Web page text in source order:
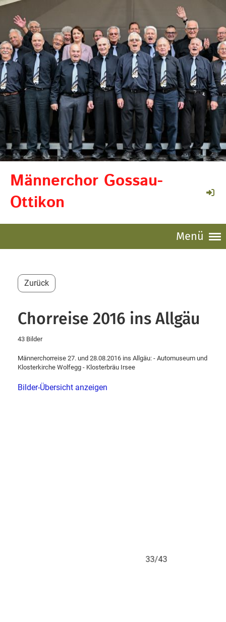
Männerchor Gossau-
Ottikon
Menü
Zurück
Chorreise 2016 ins Allgäu
43 Bilder
Männerchorreise 27. und 28.08.2016 ins Allgäu: - Automuseum und
Klosterkirche Wolfegg - Klosterbräu Irsee
Bilder-Übersicht anzeigen
33/43